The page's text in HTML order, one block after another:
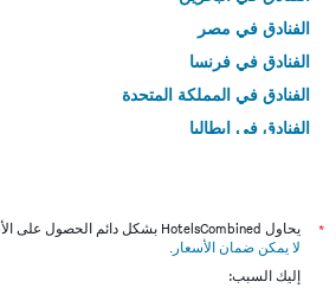
الفنادق في مصر
الفنادق في فرنسا
الفنادق في المملكة المتحدة
الفنادق في إيطاليا
*
يحاول HotelsCombined بشكل دائم الحصول على الأسعار الدقيقة، ولكن
لا يمكن ضمان الأسعار .
إليك السبب: